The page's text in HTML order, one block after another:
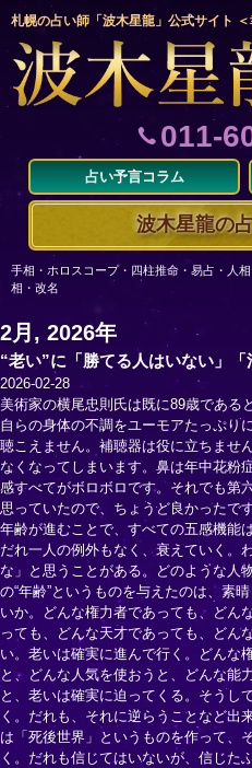
札幌の占い師「波木星龍」公式サイト
011-
占い予言コラム
波木星龍の
手相・ホロスコープ・四柱推命・易占・人
相・改名
2月, 2026年
“老い”に「勝てる人はいない」「
2026-02-28
美術家の横尾忠則氏は既に89歳である
自らの身体の不調をユーモアたっぷり
聴こえません。補聴器は役に立ちませ
なくなってしまいます。鼻は年中花粉
感すべてがボロボロです。それでも第
思っていたので、ちょうど良かったで
年齢が進むことで、すべての五感機能
だれ一人の例外もなく、衰えていく。
な」と思うことがある。どのような人
の“年齢”というものを与えたのは、素
いか。どんな権力者であっても、どん
っても、どんな天才であっても、ど
い。老いは確実に進んで行く。どんな
と、どんな人気を使おうと、どんな能
と、老いは確実に迫ってくる。そうし
く。だれも、それに逆らうことなど出
は「死後世界」というものを作って、
く。だれも信じてはいないが、信じた